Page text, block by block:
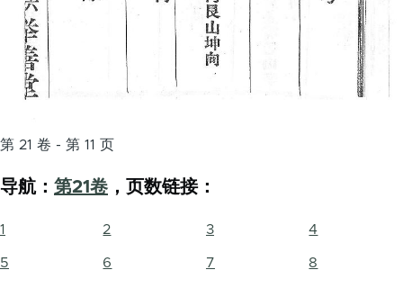
第 21 卷 - 第 11 页
导航： 第21卷 ，页数链接：
1 2 3 4
5 6 7 8